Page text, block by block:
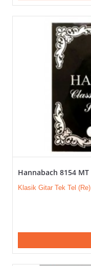
Hannabach 8154 MT
Klasik Gitar Tek Tel (Re)